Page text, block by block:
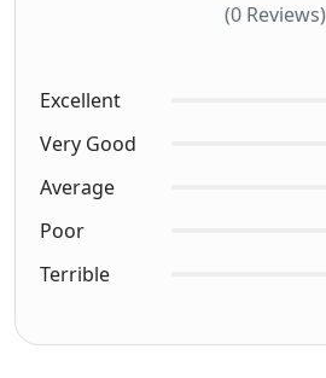
(0 Reviews)
Excellent
Very Good
Average
Poor
Terrible